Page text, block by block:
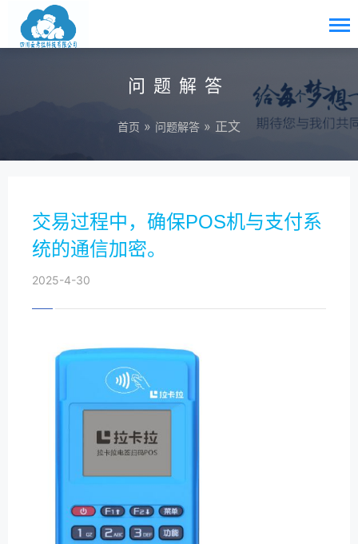
问题解答
首页 » 问题解答 » 正文
交易过程中，确保POS机与支付系
统的通信加密。
2025-4-30